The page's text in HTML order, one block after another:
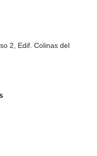
2, Edif. Colinas del